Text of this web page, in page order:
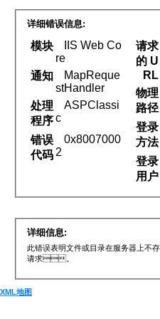
详细错误信息:
模块
IIS Web Co
re
通知
MapReque
stHandler
处理
程序
ASPClassi
c
错误
代码
0x8007000
2
请求
的 U
RL
物理
路径
登录
方法
登录
用户
详细信息:
此错误表明文件或目录在服务器上不
请求。
XML地图